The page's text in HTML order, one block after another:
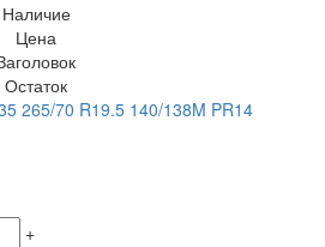
Наличие
Цена
Остаток
265/70 R19.5 140/138M PR14
+